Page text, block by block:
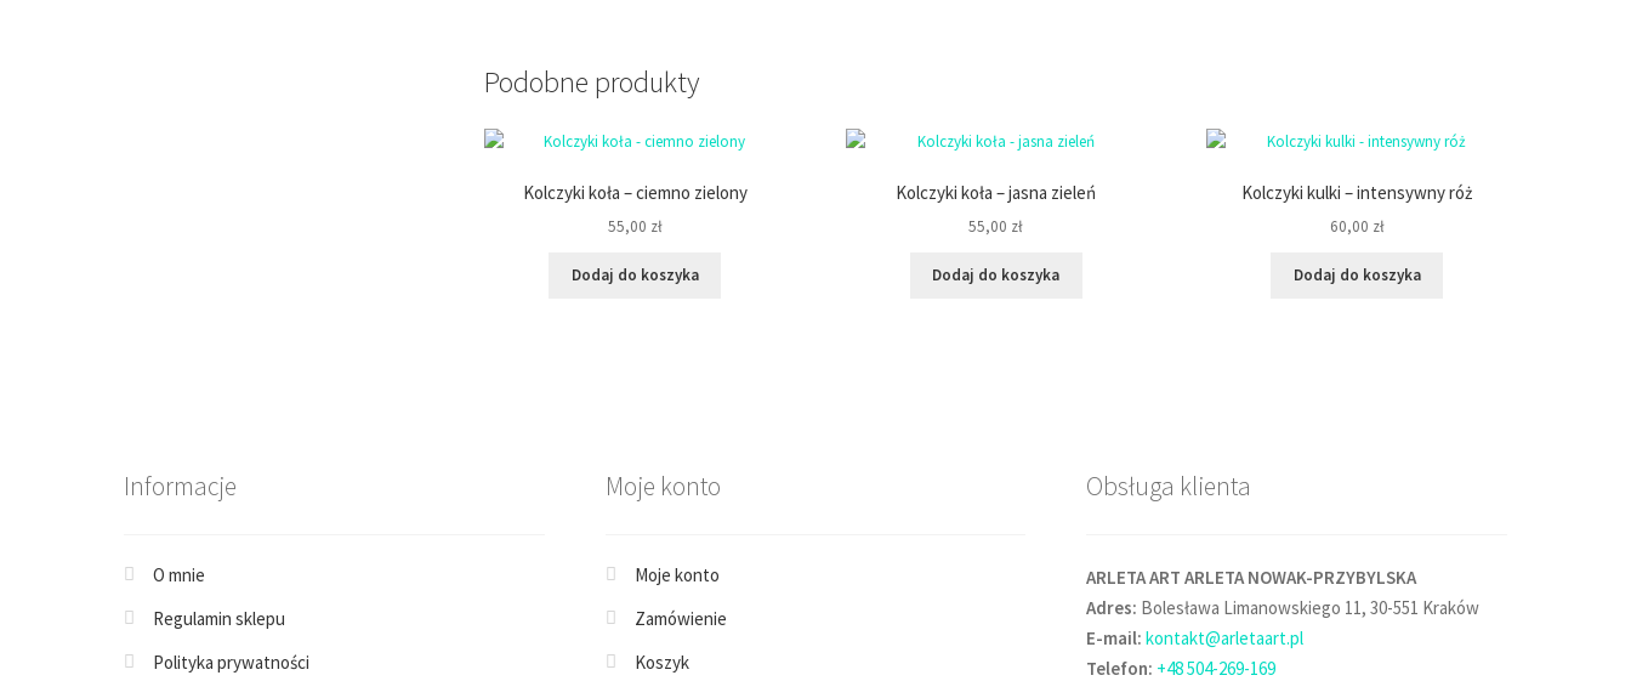
Podobne produkty
Kolczyki koła – ciemno zielony
55,00 zł
Dodaj do koszyka
Kolczyki koła – jasna zieleń
55,00 zł
Dodaj do koszyka
Kolczyki kulki – intensywny róż
60,00 zł
Dodaj do koszyka
Informacje
O mnie
Regulamin sklepu
Polityka prywatności
Moje konto
Moje konto
Zamówienie
Koszyk
Obsługa klienta
ARLETA ART ARLETA NOWAK-PRZYBYLSKA
Adres: Bolesława Limanowskiego 11, 30-551 Kraków
E-mail: kontakt@arletaart.pl
Telefon: +48 504-269-169